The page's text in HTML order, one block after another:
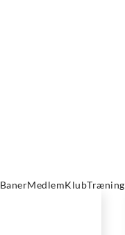
BanerMedlemKlubTræning